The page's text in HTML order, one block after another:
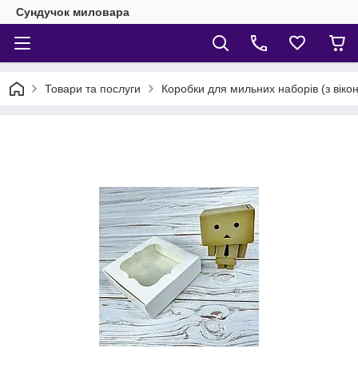
Сундучок миловара
Товари та послуги Коробки для мильних наборів (з